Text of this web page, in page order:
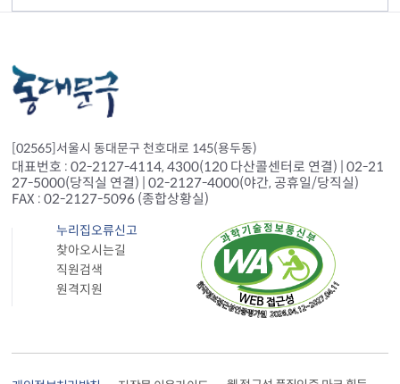
[02565]서울시 동대문구 천호대로 145(용두동)
대표번호 : 02-2127-4114, 4300(120 다산콜센터로 연결) | 02-21
27-5000(당직실 연결) | 02-2127-4000(야간, 공휴일/당직실)
FAX : 02-2127-5096 (종합상황실)
누리집오류신고
찾아오시는길
직원검색
원격지원